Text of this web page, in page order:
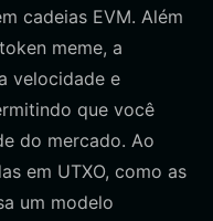
cadeias EVM. Além
meme, a
velocidade e
que você
do mercado. Ao
em UTXO, como as
um modelo